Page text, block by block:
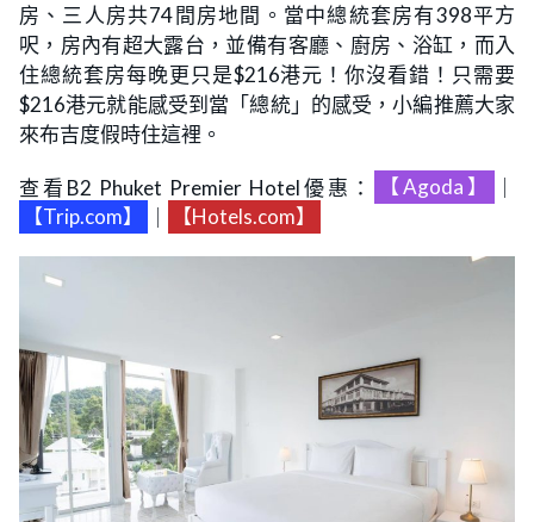
房、三人房共74間房地間。當中總統套房有398平方
呎，房內有超大露台，並備有客廳、廚房、浴缸，而入
住總統套房每晚更只是$216港元！你沒看錯！只需要
$216港元就能感受到當「總統」的感受，小編推薦大家
來布吉度假時住這裡。
查看B2 Phuket Premier Hotel優惠： 【Agoda】
【Trip.com】
【Hotels.com】